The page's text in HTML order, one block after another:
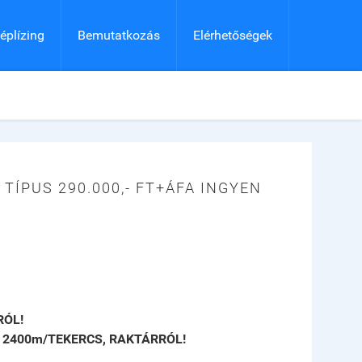
Bemutatkozás Elérhetőségek
290.000,- FT+ÁFA INGYEN
TEKERCS, RAKTÁRRÓL!